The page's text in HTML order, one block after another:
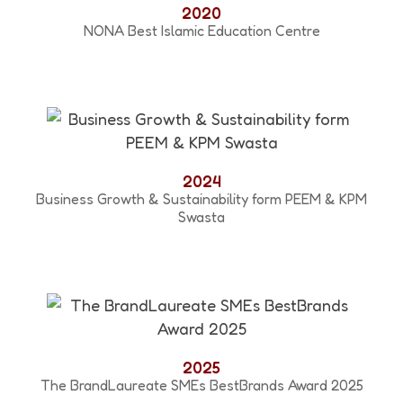
2020
NONA Best Islamic Education Centre
2024
Business Growth & Sustainability form PEEM & KPM
Swasta
2025
The BrandLaureate SMEs BestBrands Award 2025